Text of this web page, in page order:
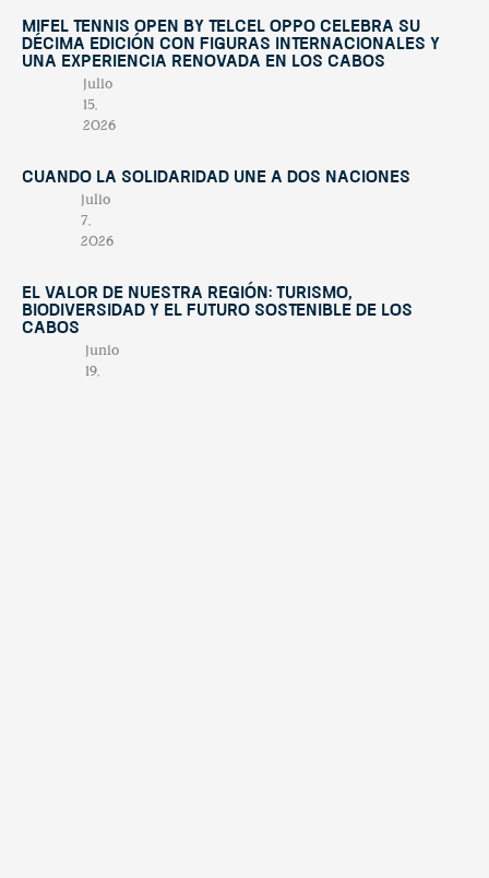
Mifel Tennis Open by Telcel Oppo celebra su
décima edición con figuras internacionales y
una experiencia renovada en Los Cabos
julio
15,
2026
Cuando la solidaridad une a dos naciones
julio
7,
2026
El valor de nuestra región: turismo,
biodiversidad y el futuro sostenible de Los
Cabos
junio
19,